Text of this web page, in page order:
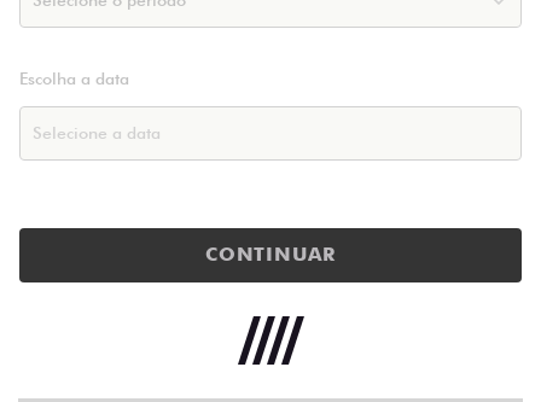
Escolha a data
CONTINUAR